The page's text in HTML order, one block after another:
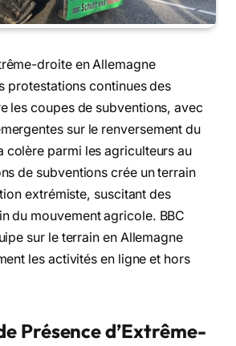
droite en Allemagne
protestations continues des
les coupes de subventions, avec
sur le renversement du
colère parmi les agriculteurs au
de subventions crée un terrain
extrémiste, suscitant des
du mouvement agricole. BBC
sur le terrain en Allemagne
les activités en ligne et hors
Présence d’Extrême-